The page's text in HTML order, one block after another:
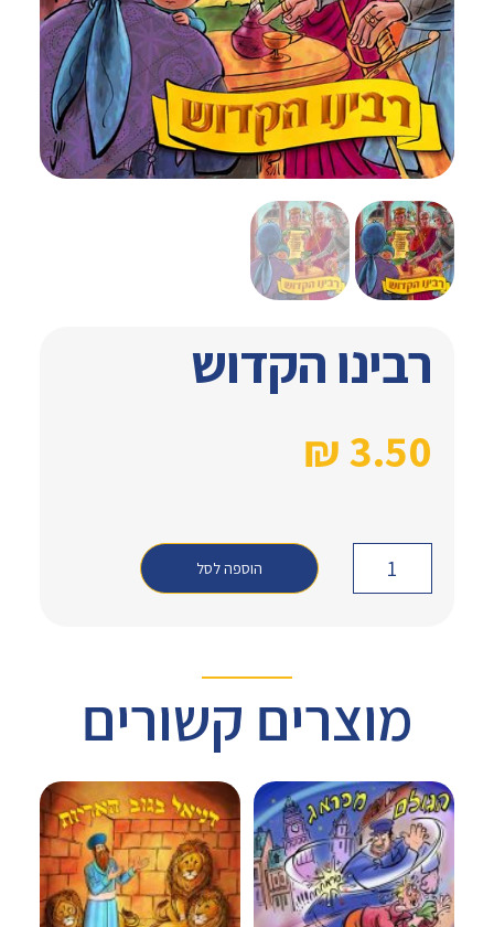
רבינו הקדוש
₪3.50
הוספה לסל
מוצרים קשורים